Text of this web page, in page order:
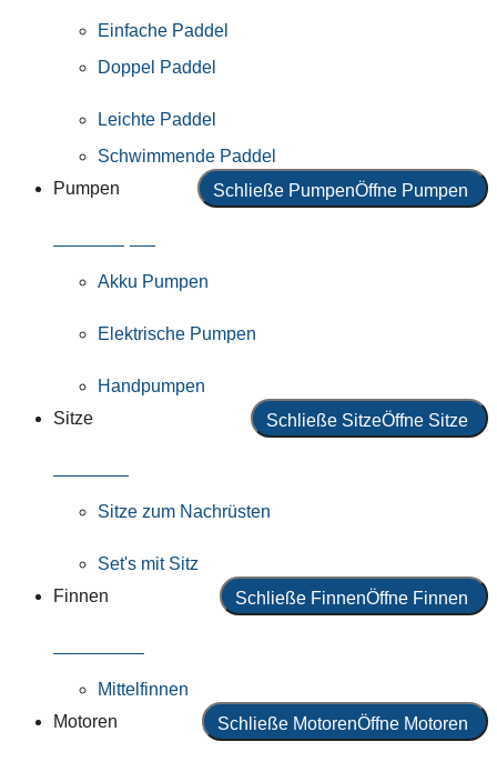
Einfache Paddel
Doppel Paddel
Leichte Paddel
Schwimmende Paddel
Pumpen
Schließe PumpenÖffne Pumpen
Akku Pumpen
Elektrische Pumpen
Handpumpen
Sitze
Schließe SitzeÖffne Sitze
Sitze zum Nachrüsten
Set's mit Sitz
Finnen
Schließe FinnenÖffne Finnen
Mittelfinnen
Motoren
Schließe MotorenÖffne Motoren